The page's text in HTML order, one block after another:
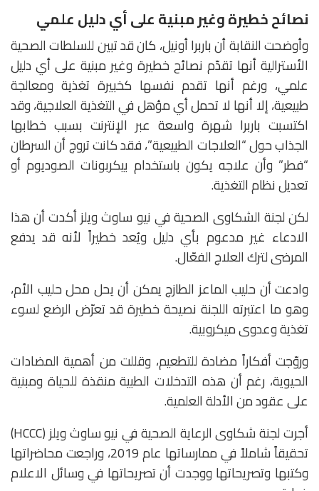
نصائح خطيرة وغير مبنية على أي دليل علمي
وأوضحت النقابة أن باربرا أونيل، كان قد تبين للسلطات الصحية
الأسترالية أنها تقدّم نصائح خطيرة وغير مبنية على أي دليل
علمي، ورغم أنها تقدم نفسها كخبيرة تغذية ومعالجة
طبيعية، إلا أنها لا تحمل أي مؤهل في التغذية العلاجية، وقد
اكتسبت باربرا شهرة واسعة عبر الإنترنت بسبب خطابها
الجذاب حول “العلاجات الطبيعية”، فقد كانت تروج أن السرطان
“فطر” وأن علاجه يكون باستخدام بيكربونات الصوديوم أو
تعديل نظام التغذية.
لكن لجنة الشكاوى الصحية في نيو ساوث ويلز أكدت أن هذا
الادعاء غير مدعوم بأي دليل ويُعد خطيراً لأنه قد يدفع
المرضى لترك العلاج الفعّال.
وادعت أن حليب الماعز الطازج يمكن أن يحل محل حليب الأم،
وهو ما اعتبرته اللجنة نصيحة خطيرة قد تعرّض الرضع لسوء
تغذية وعدوى ميكروبية.
وروّجت أفكاراً مضادة للتطعيم، وقللت من أهمية المضادات
الحيوية، رغم أن هذه التدخلات الطبية منقذة للحياة ومبنية
على عقود من الأدلة العلمية.
أجرت لجنة شكاوى الرعاية الصحية في نيو ساوث ويلز (HCCC)
تحقيقاً شاملاً في ممارساتها عام 2019، وراجعت محاضراتها
وكتبها وتصريحاتها ووجدت أن تصريحاتها في وسائل الاعلام